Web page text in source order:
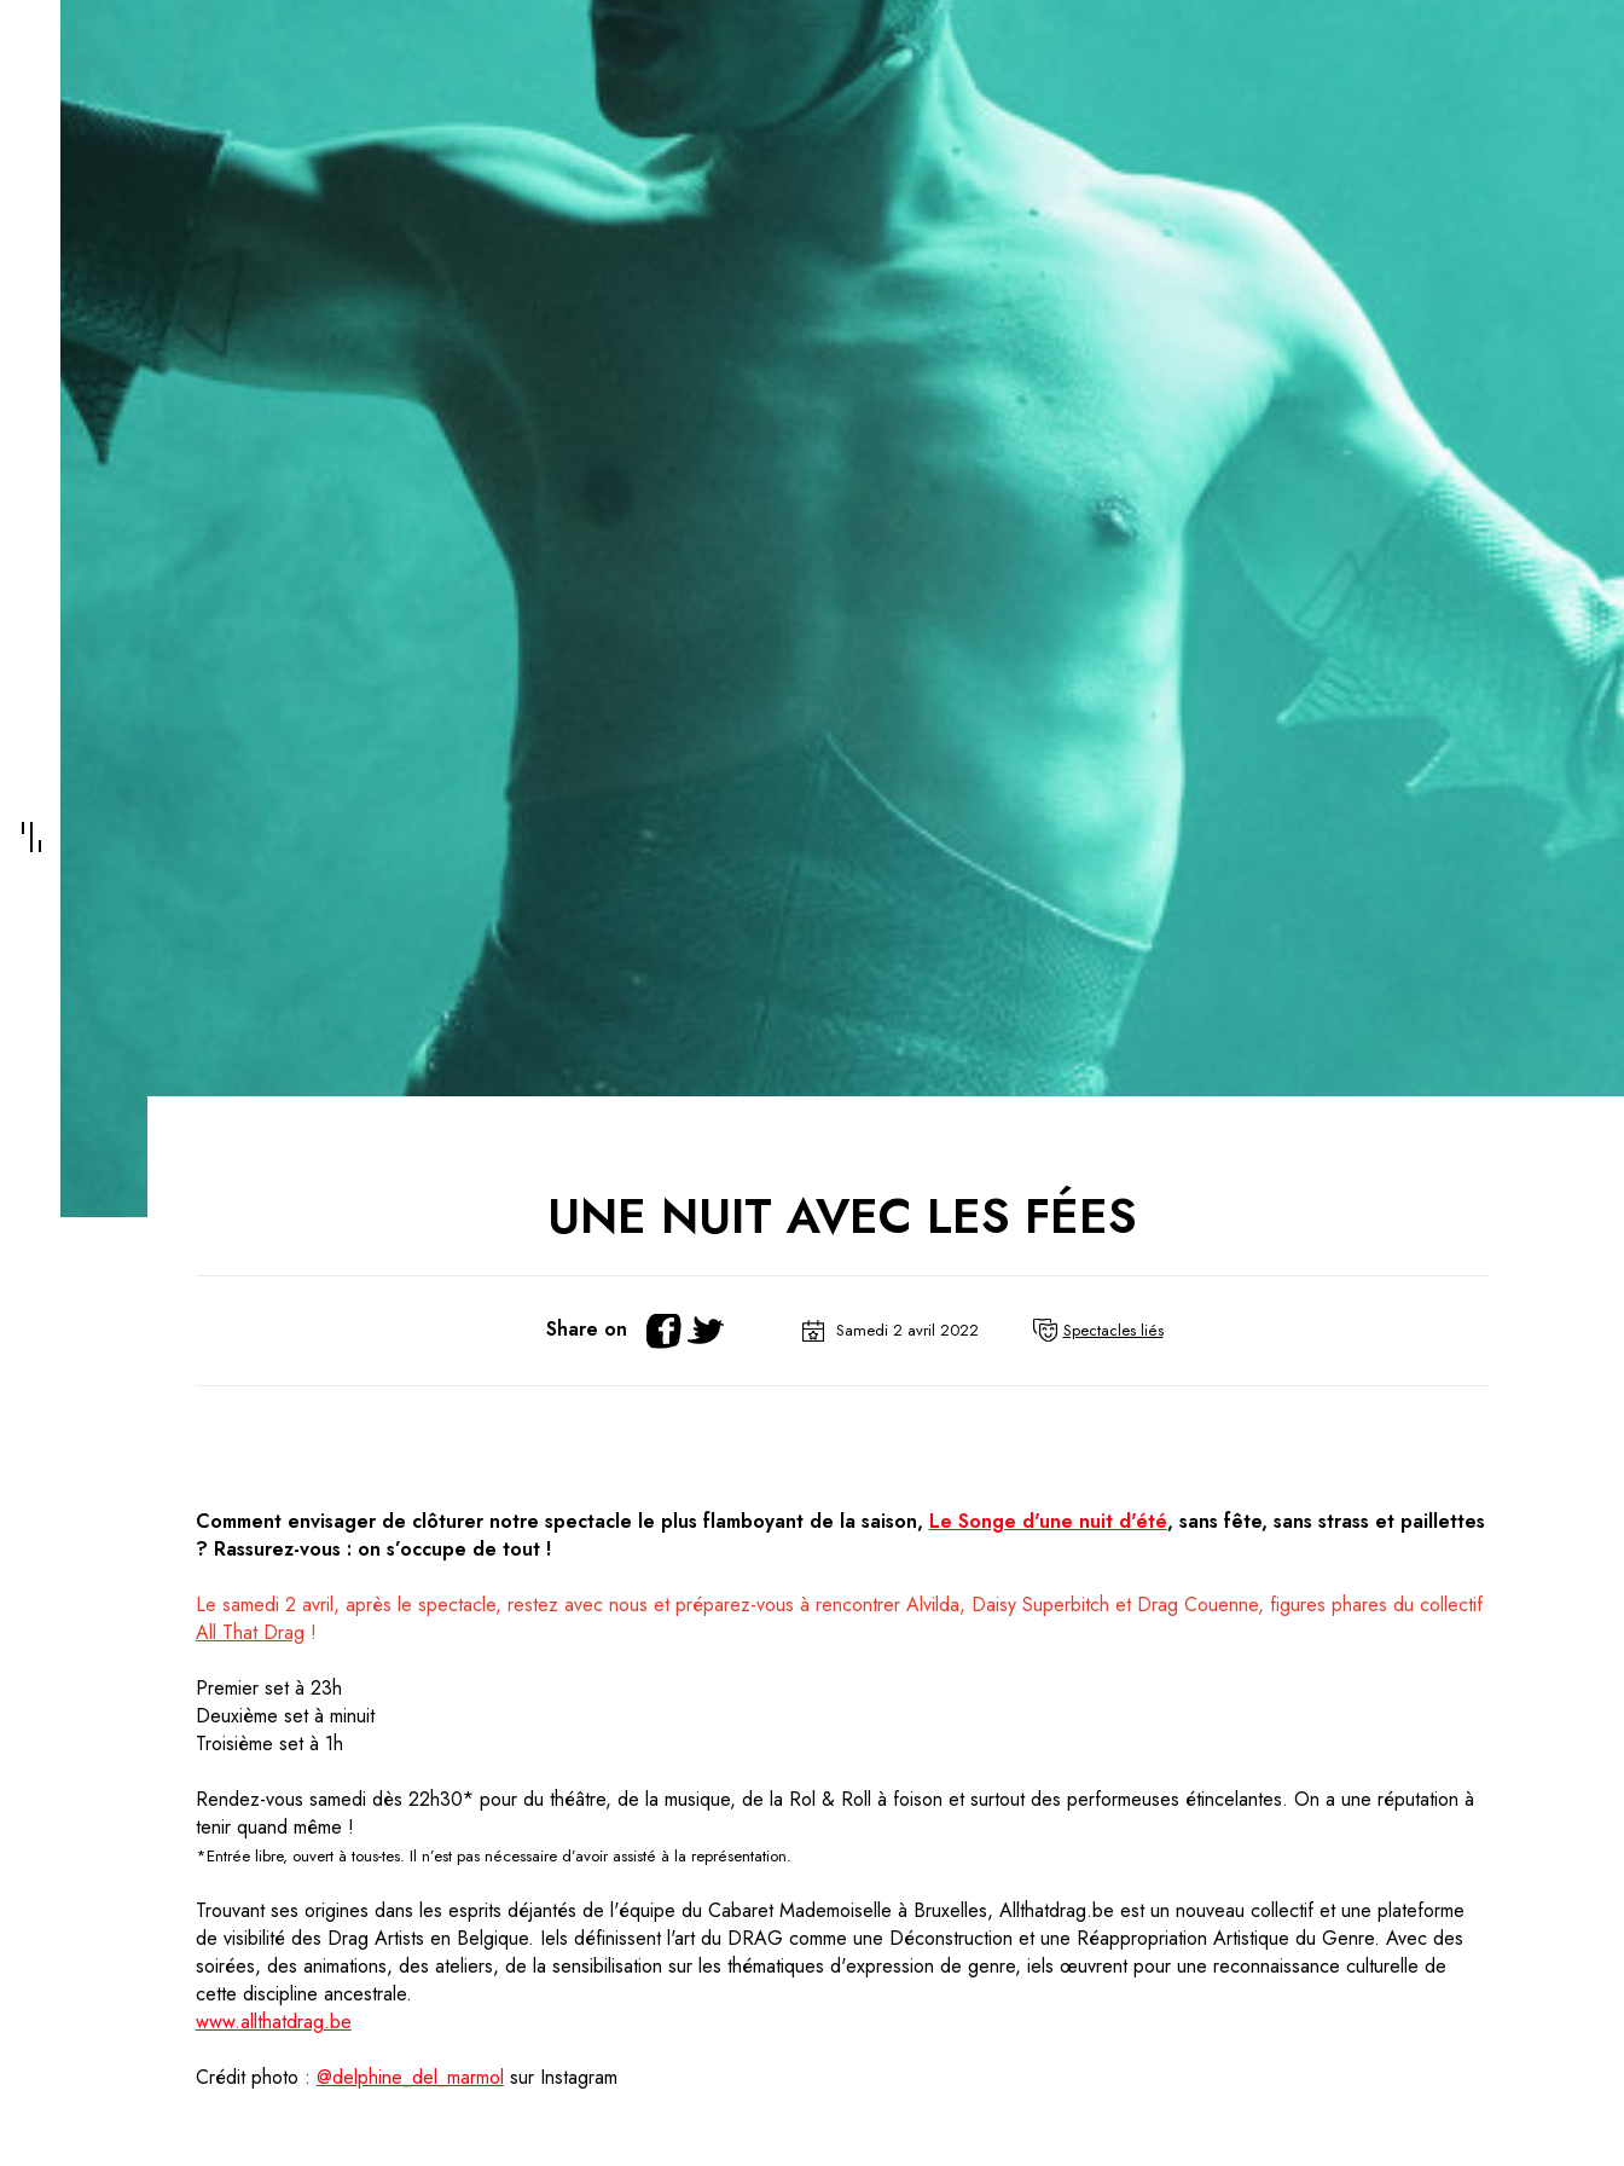
UNE NUIT AVEC LES FÉES
Share on Samedi 2 avril 2022 Spectacles liés
Comment envisager de clôturer notre spectacle le plus flamboyant de la saison, Le Songe d'une nuit d'été, sans fête, sans strass et paillettes
? Rassurez-vous : on s’occupe de tout !
Le samedi 2 avril, après le spectacle, restez avec nous et préparez-vous à rencontrer Alvilda, Daisy Superbitch et Drag Couenne, figures phares du collectif
All That Drag !
Premier set à 23h
Deuxième set à minuit
Troisième set à 1h
Rendez-vous samedi dès 22h30* pour du théâtre, de la musique, de la Rol & Roll à foison et surtout des performeuses étincelantes. On a une réputation à
tenir quand même !
*Entrée libre, ouvert à tous-tes. Il n’est pas nécessaire d’avoir assisté à la représentation.
Trouvant ses origines dans les esprits déjantés de l'équipe du Cabaret Mademoiselle à Bruxelles, Allthatdrag.be est un nouveau collectif et une plateforme
de visibilité des Drag Artists en Belgique. Iels définissent l'art du DRAG comme une Déconstruction et une Réappropriation Artistique du Genre. Avec des
soirées, des animations, des ateliers, de la sensibilisation sur les thématiques d'expression de genre, iels œuvrent pour une reconnaissance culturelle de
cette discipline ancestrale.
www.allthatdrag.be
Crédit photo : @delphine_del_marmol sur Instagram